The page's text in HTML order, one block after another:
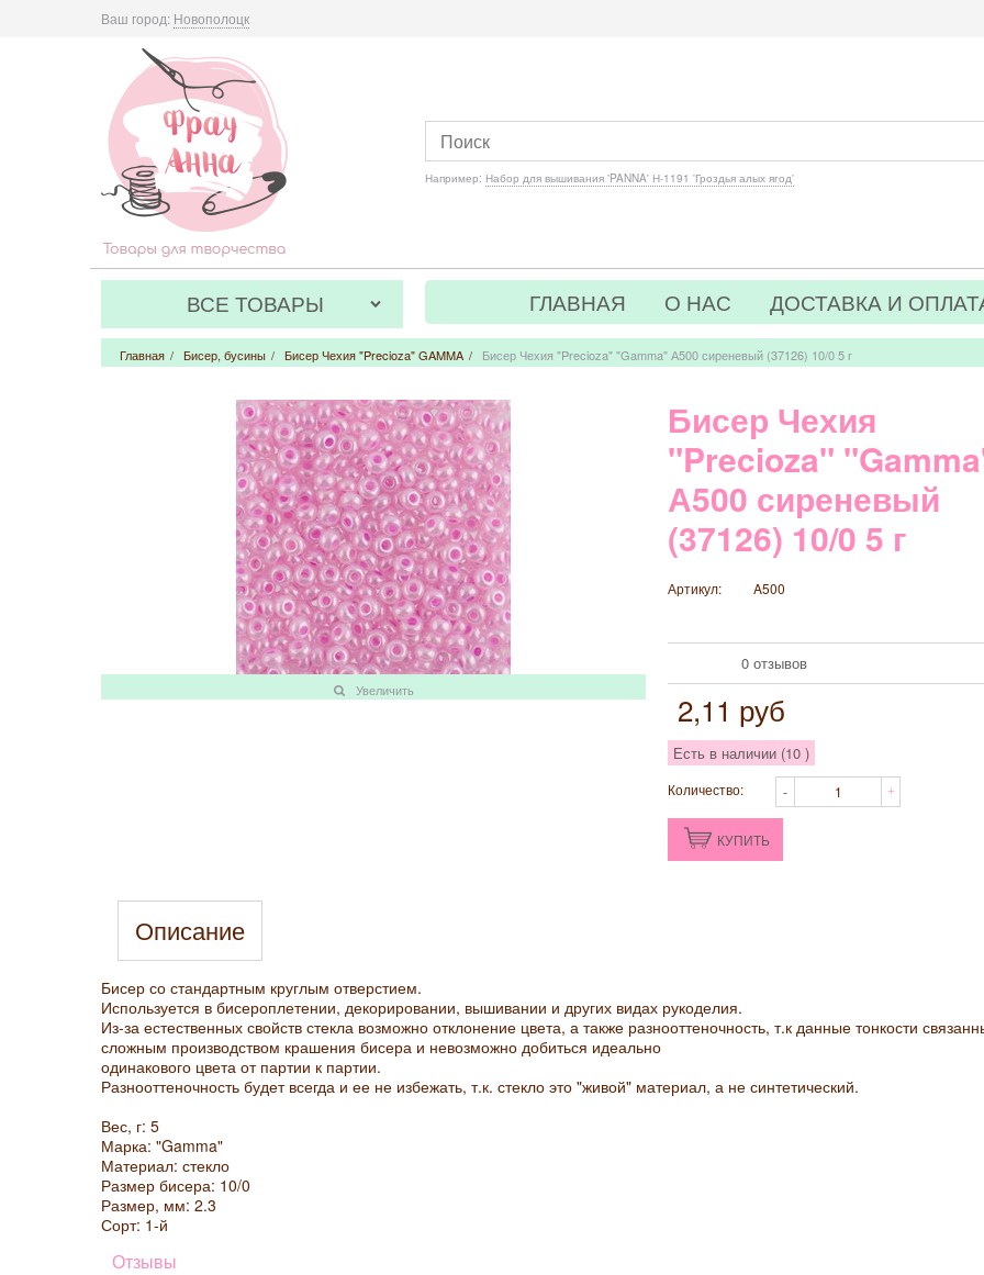
Ваш город: Новополоцк
Например: Набор для вышивания 'PANNA' Н-1191 'Гроздья алых ягод'
ВСЕ ТОВАРЫ ГЛАВНАЯ О НАС ДОСТАВКА И
Главная / Бисер, бусины / Бисер Чехия "Precioza" GAMMA / Бисер Чехия "Precioza" "Gamma" А500 сиреневый (37126) 10/0 5 г
Увеличить
Бисер Чехия
"Precioza"
А500 сиреневый
(37126) 10/0 5 г
Артикул: A500
0 отзывов
2,11 руб
Есть в наличии (10 )
Количество:
КУПИТЬ
Описание
Бисер со стандартным круглым отверстием.
Используется в бисероплетении, декорировании, вышивании и других видах рукоделия.
Из-за естественных свойств стекла возможно отклонение цвета, а также разнооттеночность, т.к данные тонкости
сложным производством крашения бисера и невозможно добиться идеально
одинакового цвета от партии к партии.
Разнооттеночность будет всегда и ее не избежать, т.к. стекло это "живой" материал, а не синтетический.
Вес, г: 5
Марка: "Gamma"
Материал: стекло
Размер бисера: 10/0
Размер, мм: 2.3
Сорт: 1-й
Отзывы